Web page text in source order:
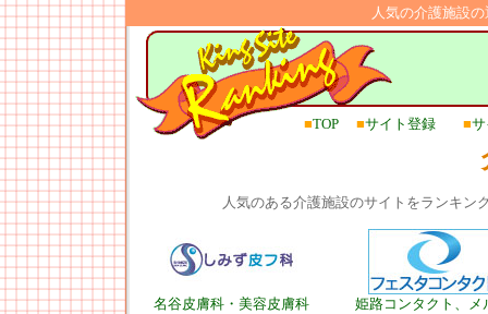
人気の介護施設
■TOP ■サイト登録 ■
人気のある介護施設のサイトをランキン
名谷皮膚科・美容皮膚科
姫路コンタクト、メ